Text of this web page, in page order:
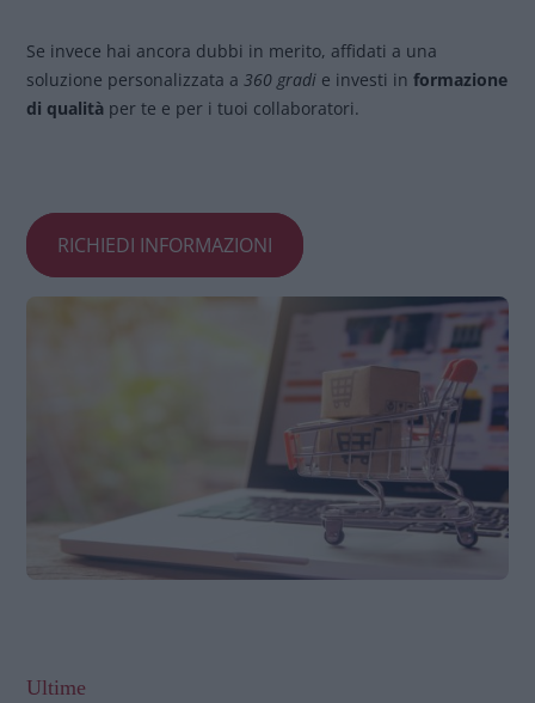
Se invece hai ancora dubbi in merito, affidati a una
soluzione personalizzata a360 gradi e investi informazione
di qualità per te e per i tuoi collaboratori.
RICHIEDI INFORMAZIONI
Ultime